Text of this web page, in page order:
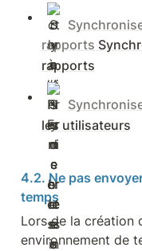
rapports
rapports
les utilisateurs
4.2. Ne pas
temps
Lors de la création
environnement de